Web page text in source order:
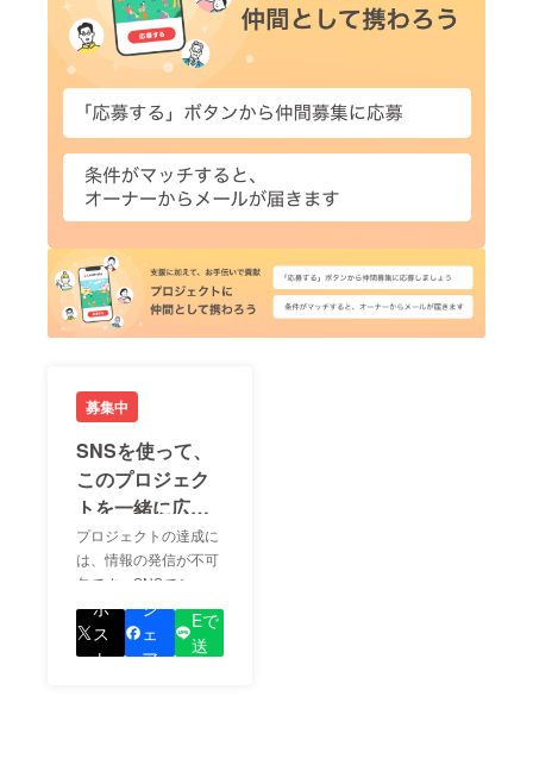
募集中
SNSを使って、
このプロジェク
トを一緒に広め
ましょう！
プロジェクトの達成に
は、情報の発信が不可
欠です。SNSでシェア
をして、あなたが応援
しているプロジェクト
の良さを知ってもらい
ポ
ス
ト
シ
ェ
ア
Eで
送